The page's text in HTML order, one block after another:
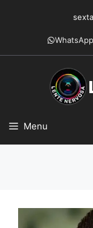
conteúdo
WhatsApp
Menu